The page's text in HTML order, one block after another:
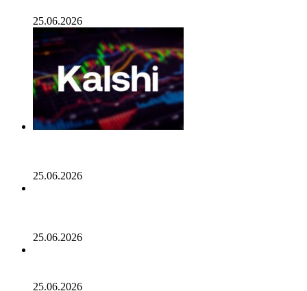
25.06.2026
25.06.2026
25.06.2026
25.06.2026